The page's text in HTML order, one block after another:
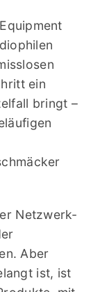
ein
bringt –
Netzwerk-
Aber
ist, ist